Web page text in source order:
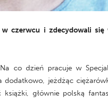
czerwcu i zdecydowali
co dzień pracuje w
jeżdżąc
głównie polską